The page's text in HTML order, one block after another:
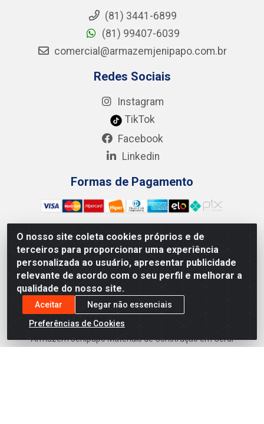
O nosso site coleta cookies próprios e de
terceiros para proporcionar uma experiência
personalizada ao usuário, apresentar publicidade
relevante de acordo com o seu perfil e melhorar a
qualidade do nosso site.
Aceitar
Negar não essenciais
Preferências de Cookies
(81) 3441-6899
(81) 99407-6039
comercial@armazemjenipapo.com.br
Redes Sociais
Instagram
TikTok
Facebook
Linkedin
Formas de Pagamento
Preços, promoções, condições de pagamento e frete são
válidos para compras realizadas exclusivamente pelo site.
Caso haja divergência de preço de um produto, será válido o
preço que for exibido no carrinho de compras do site no
momento do pagamento. As vendas estão sujeitas a análise
e disponibilidade do estoque. Imagens de produtos
meramente ilustrativas.
Armazém Jenipapo Materiais de Construção em Geral